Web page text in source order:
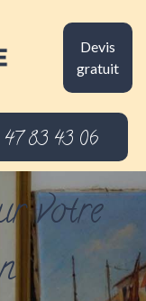
Devis
gratuit
83 43 06
votre